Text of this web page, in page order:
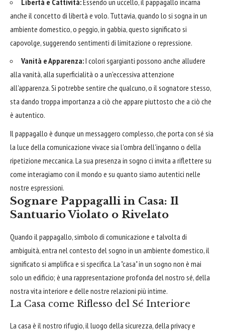
anche il concetto di libertà e volo. Tuttavia, quando lo si sogna in un
ambiente domestico, o peggio, in gabbia, questo significato si
capovolge, suggerendo sentimenti di limitazione o repressione.
Vanità e Apparenza:I colori sgargianti possono anche alludere
alla vanità, alla superficialità o a un'eccessiva attenzione
all'apparenza. Si potrebbe sentire che qualcuno, o il sognatore stesso,
sta dando troppa importanza a ciò che appare piuttosto che a ciò che
è autentico.
Il pappagallo è dunque un messaggero complesso, che porta con sé sia
la luce della comunicazione vivace sia l'ombra dell'inganno o della
ripetizione meccanica. La sua presenza in sogno ci invita a riflettere su
come interagiamo con il mondo e su quanto siamo autentici nelle
nostre espressioni.
Sognare Pappagalli in Casa: Il
Santuario Violato o Rivelato
Quando il pappagallo, simbolo di comunicazione e talvolta di
ambiguità, entra nel contesto del sogno in un ambiente domestico, il
significato si amplifica e si specifica. La "casa" in un sogno non è mai
solo un edificio; è una rappresentazione profonda del nostro sé, della
nostra vita interiore e delle nostre relazioni più intime.
La Casa come Riflesso del Sé Interiore
La casa è il nostro rifugio, il luogo della sicurezza, della privacy e